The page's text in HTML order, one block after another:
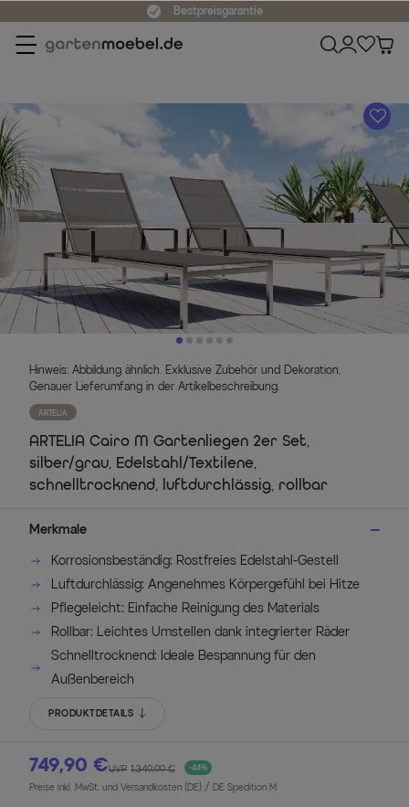
Bestpreisgarantie
A
Hinweis: Abbildung ähnlich. Exklusive Zubehör und Dekoration.
Genauer Lieferumfang in der Artikelbeschreibung.
ARTELIA
ARTELIA Cairo M Gartenliegen 2er Set,
silber/grau, Edelstahl/Textilene,
schnelltrocknend, luftdurchlässig, rollbar
Merkmale
Korrosionsbeständig: Rostfreies Edelstahl-Gestell
Luftdurchlässig: Angenehmes Körpergefühl bei Hitze
Pflegeleicht: Einfache Reinigung des Materials
Rollbar: Leichtes Umstellen dank integrierter Räder
Schnelltrocknend: Ideale Bespannung für den
Außenbereich
PRODUKTDETAILS
749,90 € -44%
UVP 1.349,99 €
Preise inkl. MwSt. und Versandkosten (DE) / DE Spedition M